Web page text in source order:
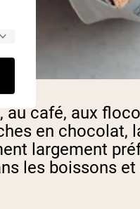
café, aux
en chocolat,
largement
les boissons